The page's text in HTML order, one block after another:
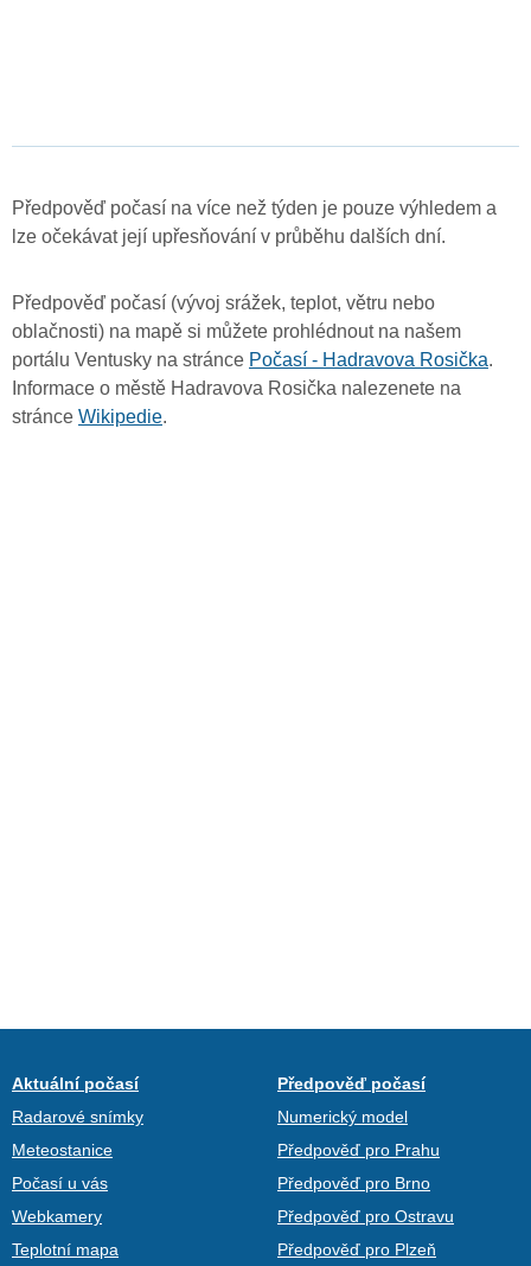
Předpověď počasí na více než týden je pouze výhledem a
lze očekávat její upřesňování v průběhu dalších dní.
Předpověď počasí (vývoj srážek, teplot, větru nebo
oblačnosti) na mapě si můžete prohlédnout na našem
portálu Ventusky na stránce Počasí - Hadravova Rosička.
Informace o městě Hadravova Rosička nalezenete na
stránce Wikipedie.
Aktuální počasí
Radarové snímky
Meteostanice
Počasí u vás
Webkamery
Teplotní mapa
Předpověď počasí
Numerický model
Předpověď pro Prahu
Předpověď pro Brno
Předpověď pro Ostravu
Předpověď pro Plzeň